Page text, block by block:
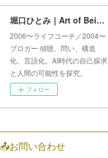
堀口ひとみ｜Art of Being Lab
2006〜ライフコーチ／2004〜
ブロガー 傾聴、問い、構造
化、言語化。AI時代の自己探求
と人間の可能性を探究。
フォロー
📤お問い合わせ